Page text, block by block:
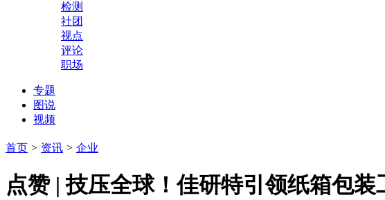
检测
社团
视点
评论
职场
专题
图说
视频
首页 > 资讯 > 企业
点赞 | 技压全球！佳研特引领纸箱包装